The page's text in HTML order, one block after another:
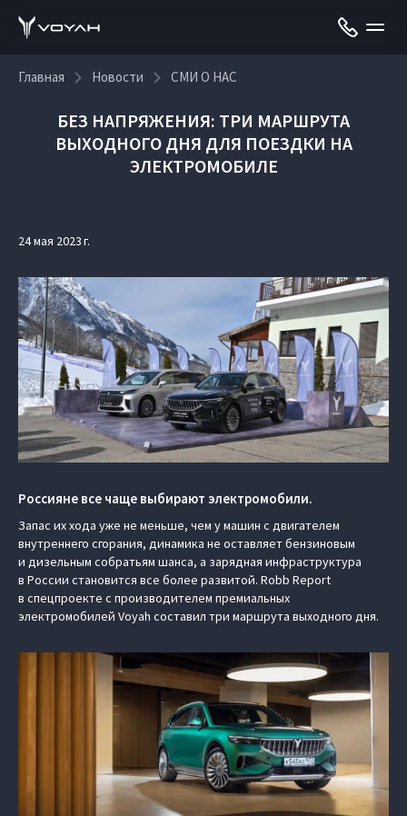
Главная Новости СМИ О НАС
БЕЗ НАПРЯЖЕНИЯ: ТРИ МАРШРУТА
ВЫХОДНОГО ДНЯ ДЛЯ ПОЕЗДКИ НА
ЭЛЕКТРОМОБИЛЕ
24 мая 2023 г.
Россияне все чаще выбирают электромобили.
Запас их хода уже не меньше, чем у машин с двигателем
внутреннего сгорания, динамика не оставляет бензиновым
и дизельным собратьям шанса, а зарядная инфраструктура
в России становится все более развитой. Robb Report
в спецпроекте с производителем премиальных
электромобилей Voyah составил три маршрута выходного дня.